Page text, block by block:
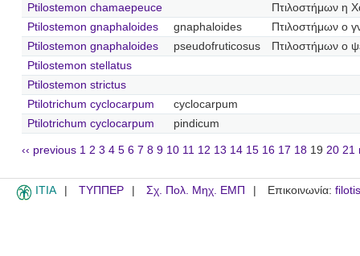
Ptilostemon chamaepeuce
Πτιλοστήμων η
Ptilostemon gnaphaloides
gnaphaloides
Πτιλοστήμων ο
Ptilostemon gnaphaloides
pseudofruticosus
Πτιλοστήμων ο
Ptilostemon stellatus
Ptilostemon strictus
Ptilotrichum cyclocarpum
cyclocarpum
Ptilotrichum cyclocarpum
pindicum
‹‹ previous 1 2 3 4 5 6 7 8 9 10 11 12 13 14 15 16 17 18 19 20 21
ITIA ΤΥΠΠΕΡ Σχ. Πολ. Μηχ. ΕΜΠ Επικοινωνία: